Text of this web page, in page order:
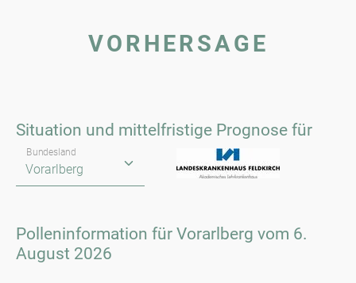
VORHERSAGE
Situation und mittelfristige Prognose für
Bundesland
Polleninformation für Vorarlberg vom 6.
August 2026